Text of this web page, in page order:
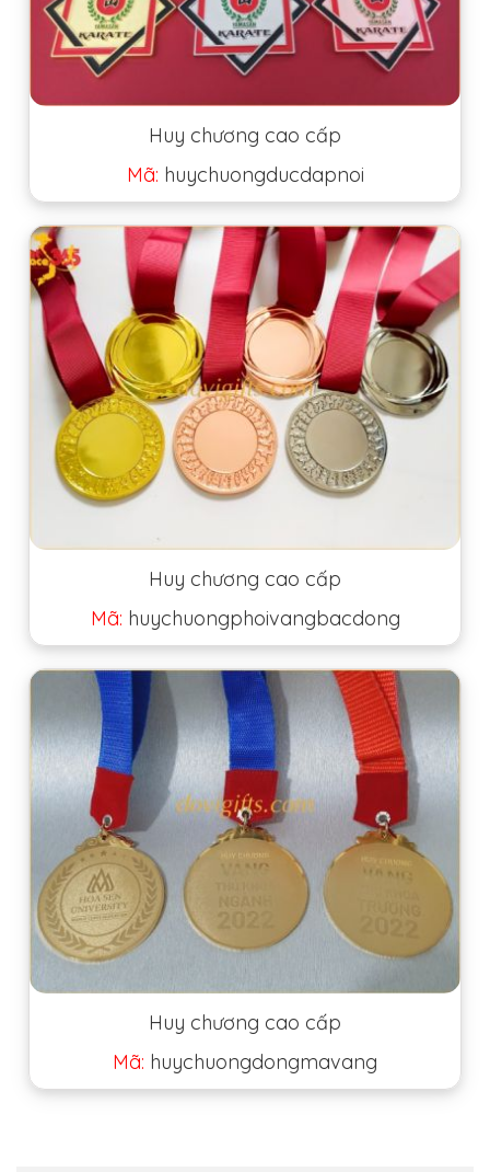
Huy chương cao cấp
Mã: huychuongducdapnoi
Huy chương cao cấp
Mã: huychuongphoivangbacdong
Huy chương cao cấp
Mã: huychuongdongmavang